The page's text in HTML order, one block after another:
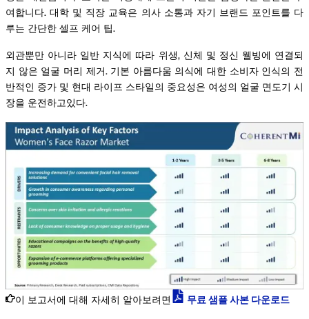
여합니다. 대학 및 직장 교육은 의사 소통과 자기 브랜드 포인트를 다
루는 간단한 셀프 케어 팁.
외관뿐만 아니라 일반 지식에 따라 위생, 신체 및 정신 웰빙에 연결되
지 않은 얼굴 머리 제거. 기본 아름다움 의식에 대한 소비자 인식의 전
반적인 증가 및 현대 라이프 스타일의 중요성은 여성의 얼굴 면도기 시
장을 운전하고있다.
이 보고서에 대해 자세히 알아보려면 무료 샘플 사본 다운로드